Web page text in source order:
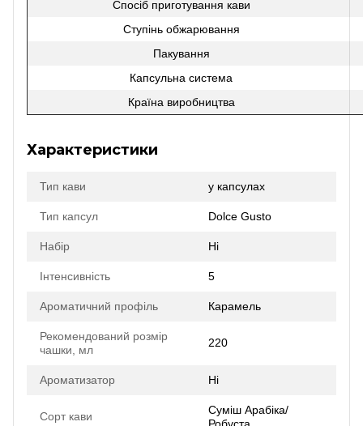
Спосіб приготування кави
Ступінь обжарювання
Пакування
Капсульна система
Країна виробництва
Характеристики
Тип кави у капсулах
Тип капсул Dolce Gusto
Набір Ні
Інтенсивність 5
Ароматичний профіль Карамель
Рекомендований розмір
чашки, мл
220
Ароматизатор Ні
Сорт кави
Суміш Арабіка/